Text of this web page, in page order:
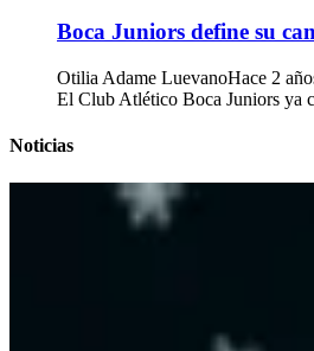
Boca Juniors define su
Otilia Adame LuevanoHace 2
El Club Atlético Boca Juniors ya
Noticias